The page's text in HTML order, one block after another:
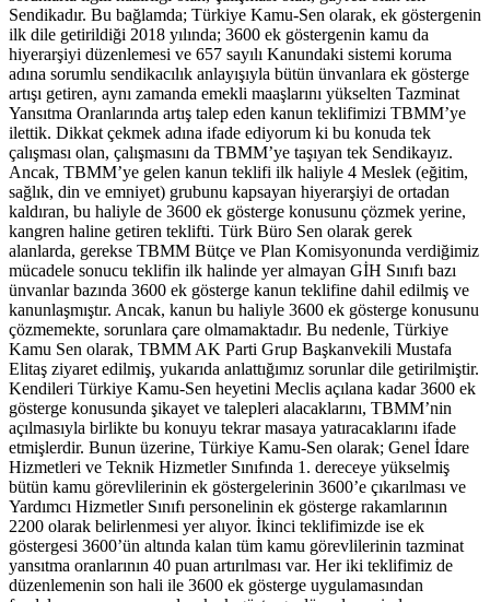
Sendikadır. Bu bağlamda; Türkiye Kamu-Sen olarak, ek göstergenin
ilk dile getirildiği 2018 yılında; 3600 ek göstergenin kamu da
hiyerarşiyi düzenlemesi ve 657 sayılı Kanundaki sistemi koruma
adına sorumlu sendikacılık anlayışıyla bütün ünvanlara ek gösterge
artışı getiren, aynı zamanda emekli maaşlarını yükselten Tazminat
Yansıtma Oranlarında artış talep eden kanun teklifimizi TBMM’ye
ilettik. Dikkat çekmek adına ifade ediyorum ki bu konuda tek
çalışması olan, çalışmasını da TBMM’ye taşıyan tek Sendikayız.
Ancak, TBMM’ye gelen kanun teklifi ilk haliyle 4 Meslek (eğitim,
sağlık, din ve emniyet) grubunu kapsayan hiyerarşiyi de ortadan
kaldıran, bu haliyle de 3600 ek gösterge konusunu çözmek yerine,
kangren haline getiren teklifti. Türk Büro Sen olarak gerek
alanlarda, gerekse TBMM Bütçe ve Plan Komisyonunda verdiğimiz
mücadele sonucu teklifin ilk halinde yer almayan GİH Sınıfı bazı
ünvanlar bazında 3600 ek gösterge kanun teklifine dahil edilmiş ve
kanunlaşmıştır. Ancak, kanun bu haliyle 3600 ek gösterge konusunu
çözmemekte, sorunlara çare olmamaktadır. Bu nedenle, Türkiye
Kamu Sen olarak, TBMM AK Parti Grup Başkanvekili Mustafa
Elitaş ziyaret edilmiş, yukarıda anlattığımız sorunlar dile getirilmiştir.
Kendileri Türkiye Kamu-Sen heyetini Meclis açılana kadar 3600 ek
gösterge konusunda şikayet ve talepleri alacaklarını, TBMM’nin
açılmasıyla birlikte bu konuyu tekrar masaya yatıracaklarını ifade
etmişlerdir. Bunun üzerine, Türkiye Kamu-Sen olarak; Genel İdare
Hizmetleri ve Teknik Hizmetler Sınıfında 1. dereceye yükselmiş
bütün kamu görevlilerinin ek göstergelerinin 3600’e çıkarılması ve
Yardımcı Hizmetler Sınıfı personelinin ek gösterge rakamlarının
2200 olarak belirlenmesi yer alıyor. İkinci teklifimizde ise ek
göstergesi 3600’ün altında kalan tüm kamu görevlilerinin tazminat
yansıtma oranlarının 40 puan artırılması var. Her iki teklifimiz de
düzenlemenin son hali ile 3600 ek gösterge uygulamasından